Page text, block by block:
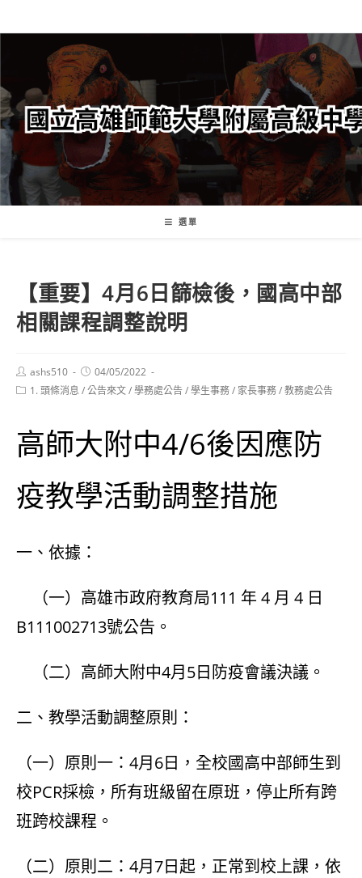
轉
要
內
容
選單
【重要】4月6日篩檢後，國高中部
相關課程調整說明
Post
author:
ashs510
Post
published:
04/05/2022
Post1. 頭條消息 /公告來文/學務處公告/學生事務/ 家長事務/教務處公告
高師大附中4/6後因應防
疫教學活動調整措施
一、依據：
（一）高雄市政府教育局111 年 4 月 4 日
B111002713號公告。
（二）高師大附中4月5日防疫會議決議。
二、教學活動調整原則：
（一）原則一：4月6日，全校國高中部師生到
校PCR採檢，所有班級留在原班，停止所有跨
班跨校課程。
（二）原則二：4月7日起，正常到校上課，依